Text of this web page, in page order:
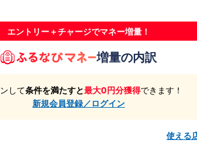
エントリー＋チャージでマネー増量！
増量の内訳
して条件を満たすと最大0円分獲得できます！
新規会員登録／ログイン
使える